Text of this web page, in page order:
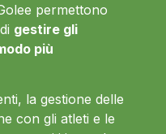
permettono
gestire gli
più
la gestione delle
con gli atleti e le